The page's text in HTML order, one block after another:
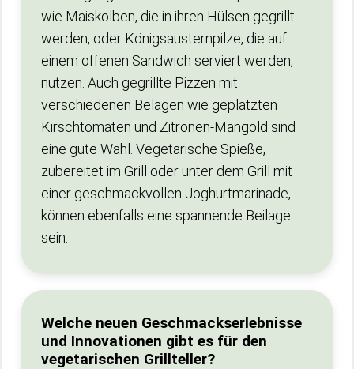
wie Maiskolben, die in ihren Hülsen gegrillt
werden, oder Königsausternpilze, die auf
einem offenen Sandwich serviert werden,
nutzen. Auch gegrillte Pizzen mit
verschiedenen Belägen wie geplatzten
Kirschtomaten und Zitronen-Mangold sind
eine gute Wahl. Vegetarische Spieße,
zubereitet im Grill oder unter dem Grill mit
einer geschmackvollen Joghurtmarinade,
können ebenfalls eine spannende Beilage
sein.
Welche neuen Geschmackserlebnisse
und Innovationen gibt es für den
vegetarischen Grillteller?